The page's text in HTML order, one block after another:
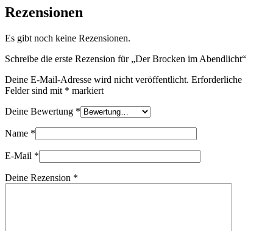
Rezensionen
Es gibt noch keine Rezensionen.
Schreibe die erste Rezension für „Der Brocken im Abendlicht“
Deine E-Mail-Adresse wird nicht veröffentlicht. Erforderliche
Felder sind mit * markiert
Deine Bewertung *
Name *
E-Mail *
Deine Rezension *